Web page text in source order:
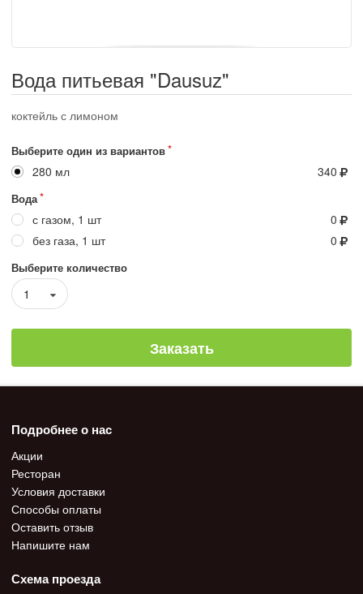
Вода питьевая "Dausuz"
коктейль с лимоном
Выберите один из вариантов
280 мл 340
Вода
с газом, 1 шт
0
без газа, 1 шт
0
Выберите количество
1
Заказать
Подробнее о нас
Акции
Ресторан
Условия доставки
Способы оплаты
Оставить отзыв
Напишите нам
Схема проезда